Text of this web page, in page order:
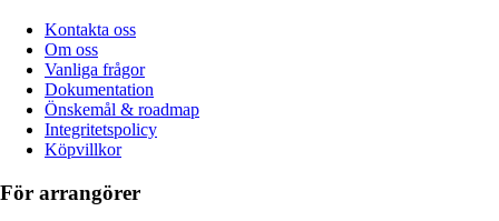
Kontakta oss
Om oss
Vanliga frågor
Dokumentation
Önskemål & roadmap
Integritetspolicy
Köpvillkor
För arrangörer